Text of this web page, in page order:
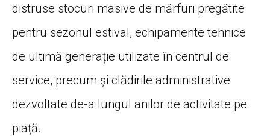
distruse stocuri masive de mărfuri pregătite
pentru sezonul estival, echipamente tehnice
de ultimă generație utilizate în centrul de
service, precum și clădirile administrative
dezvoltate de-a lungul anilor de activitate pe
piață.